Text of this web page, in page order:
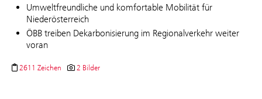
Umweltfreundliche und komfortable Mobilität für
Niederösterreich
ÖBB treiben Dekarbonisierung im Regionalverkehr weiter
voran
2611 Zeichen 2 Bilder